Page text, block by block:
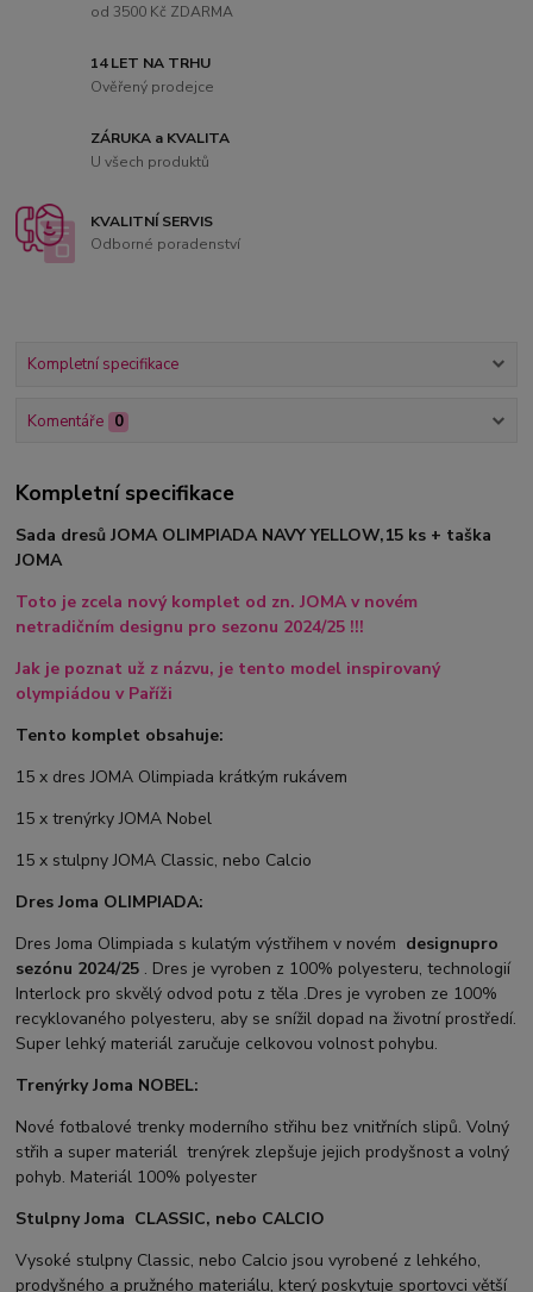
od 3500 Kč ZDARMA
14 LET NA TRHU
Ověřený prodejce
ZÁRUKA a KVALITA
U všech produktů
KVALITNÍ SERVIS
Odborné poradenství
Kompletní specifikace
Komentáře 0
Kompletní specifikace
Sada dresů JOMA OLIMPIADA NAVY YELLOW,15 ks + taška
JOMA
Toto je zcela nový komplet od zn. JOMA v novém
netradičním designu pro sezonu 2024/25 !!!
Jak je poznat už z názvu, je tento model inspirovaný
olympiádou v Paříži
Tento komplet obsahuje:
15 x dres JOMA Olimpiada krátkým rukávem
15 x trenýrky JOMA Nobel
15 x stulpny JOMA Classic, nebo Calcio
Dres Joma OLIMPIADA:
Dres Joma Olimpiada s kulatým výstřihem v novém designupro
sezónu 2024/25 . Dres je vyroben z 100% polyesteru, technologií
Interlock pro skvělý odvod potu z těla .Dres je vyroben ze 100%
recyklovaného polyesteru, aby se snížil dopad na životní prostředí.
Super lehký materiál zaručuje celkovou volnost pohybu.
Trenýrky Joma NOBEL:
Nové fotbalové trenky moderního střihu bez vnitřních slipů. Volný
střih a super materiál trenýrek zlepšuje jejich prodyšnost a volný
pohyb. Materiál 100% polyester
Stulpny Joma CLASSIC, nebo CALCIO
Vysoké stulpny Classic, nebo Calcio jsou vyrobené z lehkého,
prodyšného a pružného materiálu, který poskytuje sportovci větší